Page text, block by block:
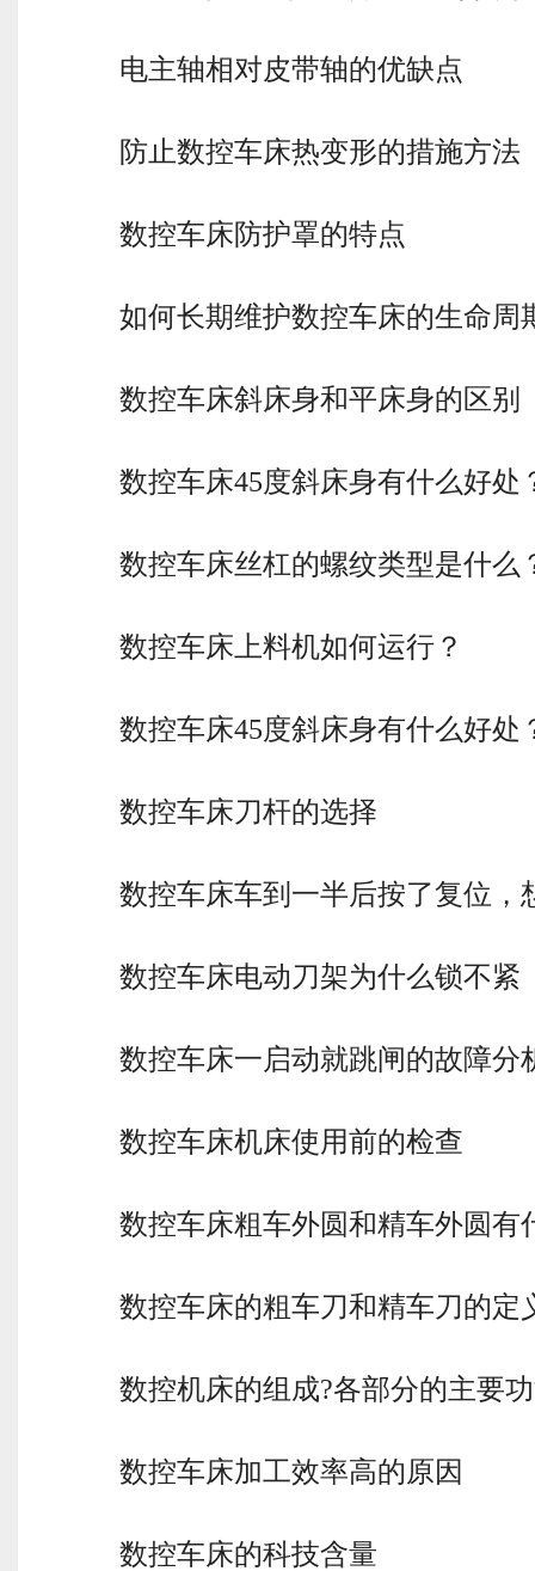
电主轴相对皮带轴的优缺点
防止数控车床热变形的措施方法
数控车床防护罩的特点
如何长期维护数控车床的生命
数控车床斜床身和平床身的区别
数控车床45度斜床身有什么好处
数控车床丝杠的螺纹类型是什么
数控车床上料机如何运行？
数控车床45度斜床身有什么好处
数控车床刀杆的选择
数控车床车到一半后按了复位
数控车床电动刀架为什么锁不紧
数控车床一启动就跳闸的故障
数控车床机床使用前的检查
数控车床粗车外圆和精车外圆
数控车床的粗车刀和精车刀的
数控机床的组成?各部分的主要
数控车床加工效率高的原因
数控车床的科技含量